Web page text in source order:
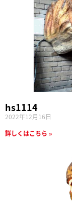
hs1114
2022年12月16日
詳しくはこちら »